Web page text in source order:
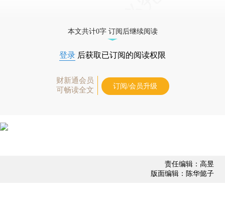
本文共计0字 订阅后继续阅读
登录 后获取已订阅的阅读权限
财新通会员
可畅读全文
订阅/会员升级
责任编辑：高昱
版面编辑：陈华懿子